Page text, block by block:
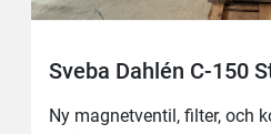
Sveba Dahlén C-150
Ny magnetventil, filter, och